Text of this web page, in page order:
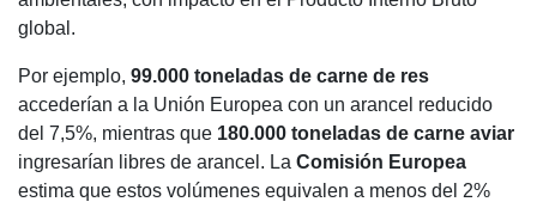
global.
Por ejemplo, 99.000 toneladas de carne de res
accederían a la Unión Europea con un arancel reducido
del 7,5%, mientras que 180.000 toneladas de carne aviar
ingresarían libres de arancel. La Comisión Europea
estima que estos volúmenes equivalen a menos del 2%